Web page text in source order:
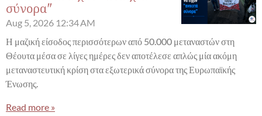
σύνορα"
Aug 5, 2026 12:34 AM
Η μαζική είσοδος περισσότερων από 50.000 μεταναστών στη
Θέουτα μέσα σε λίγες ημέρες δεν αποτέλεσε απλώς μία ακόμη
μεταναστευτική κρίση στα εξωτερικά σύνορα της Ευρωπαϊκής
Ένωσης.
Read more »